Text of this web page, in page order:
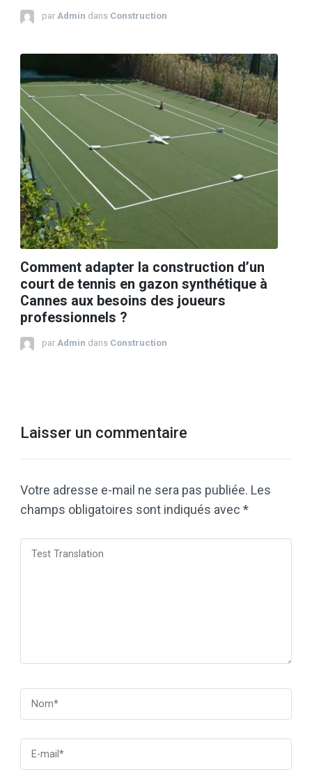
par Admin dans Construction
Comment adapter la construction d’un
court de tennis en gazon synthétique à
Cannes aux besoins des joueurs
professionnels ?
par Admin dans Construction
Laisser un commentaire
Votre adresse e-mail ne sera pas publiée. Les
champs obligatoires sont indiqués avec *